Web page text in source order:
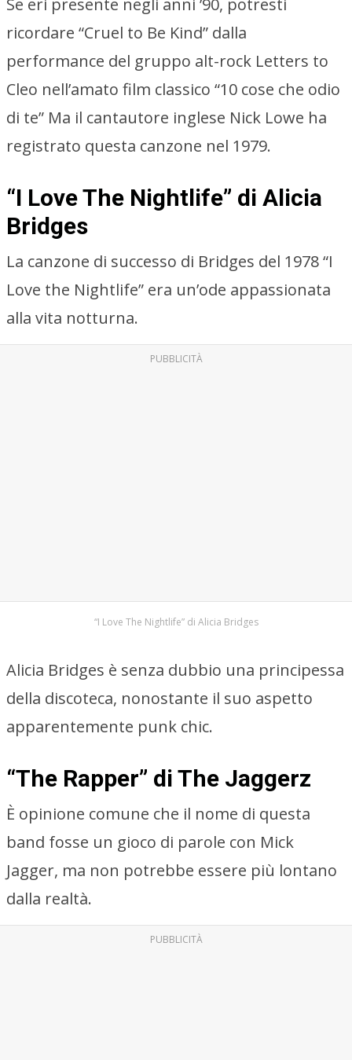
Se eri presente negli anni ’90, potresti
ricordare “Cruel to Be Kind” dalla
performance del gruppo alt-rock Letters to
Cleo nell’amato film classico “10 cose che odio
di te” Ma il cantautore inglese Nick Lowe ha
registrato questa canzone nel 1979.
“I Love The Nightlife” di Alicia
Bridges
La canzone di successo di Bridges del 1978 “I
Love the Nightlife” era un’ode appassionata
alla vita notturna.
PUBBLICITÀ
“I Love The Nightlife” di Alicia Bridges
Alicia Bridges è senza dubbio una principessa
della discoteca, nonostante il suo aspetto
apparentemente punk chic.
“The Rapper” di The Jaggerz
È opinione comune che il nome di questa
band fosse un gioco di parole con Mick
Jagger, ma non potrebbe essere più lontano
dalla realtà.
PUBBLICITÀ